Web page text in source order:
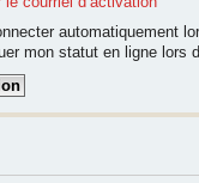
automatiquement
mon statut en ligne lors